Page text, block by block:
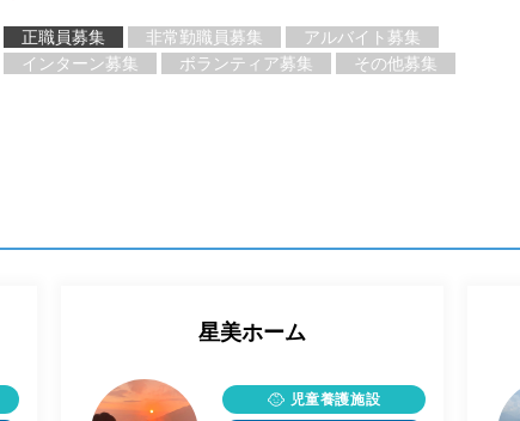
正職員募集 非常勤職員募集
アルバイト募集
インターン募集
ボランティア募集 その他募集
星美ホーム
児童養護施設